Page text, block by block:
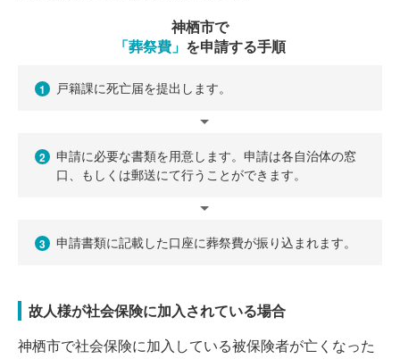
神栖市で
「葬祭費」 を申請する手順
1 戸籍課に死亡届を提出します。
2
申請に必要な書類を用意します。申請は各自治体の窓
口、もしくは郵送にて行うことができます。
3 申請書類に記載した口座に葬祭費が振り込まれます。
故人様が社会保険に加入されている場合
神栖市で社会保険に加入している被保険者が亡くなった